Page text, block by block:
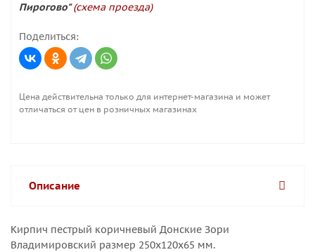
Пирогово"(схема проезда)
Поделиться:
Цена действительна только для интернет-магазина и может
отличаться от цен в розничных магазинах
Описание
Кирпич пестрый коричневый Донские Зори
Владимировский размер 250х120х65 мм.